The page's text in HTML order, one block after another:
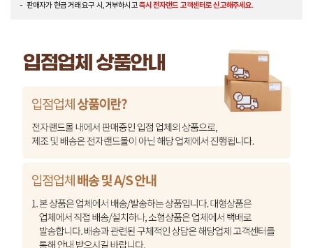
판매자가 현금 거래 요구 시, 거부하시고즉시 전자랜드 고객센터로 신고해주세요.